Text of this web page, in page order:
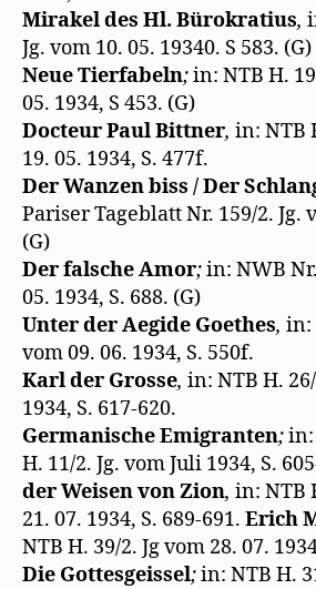
Mirakel des Hl. Bürokratius,
Jg. vom 10. 05. 19340. S 583. (G)
Neue Tierfabeln;in: NTB H.
05. 1934, S 453. (G)
Docteur Paul Bittner, in: NTB
19. 05. 1934, S. 477f.
Der Wanzen biss / Der
Pariser Tageblatt Nr. 159/2. Jg.
(G)
Der falsche Amor;in: NWB
05. 1934, S. 688. (G)
Unter der Aegide Goethes, in:
vom 09. 06. 1934, S. 550f.
Karl der Grosse, in: NTB H.
1934, S. 617-620.
Germanische Emigranten;in:
H. 11/2. Jg. vom Juli 1934, S.
der Weisen von Zion, in: NTB
21. 07. 1934, S. 689-691. Erich
NTB H. 39/2. Jg vom 28. 07.
Die Gottesgeissel;in: NTB H.